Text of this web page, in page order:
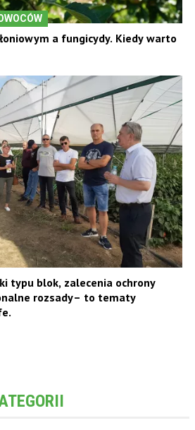
a fungicydy. Kiedy warto
typu blok, zalecenia ochrony
rozsady– to tematy